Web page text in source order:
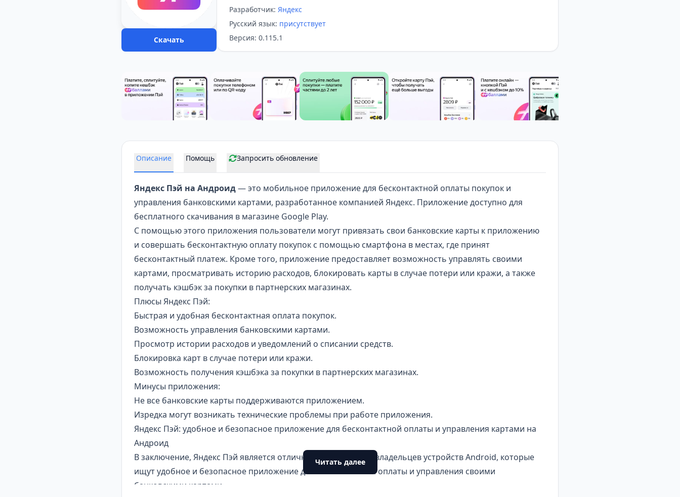
Скачать
Разработчик: Яндекс
Русский язык: присутствует
Версия: 0.115.1
Описание Помощь Запросить обновление
Яндекс Пэй на Андроид— это мобильное приложение для бесконтактной оплаты покупок и
управления банковскими картами, разработанное компанией Яндекс. Приложение доступно для
бесплатного скачивания в магазине Google Play.
С помощью этого приложения пользователи могут привязать свои банковские карты к приложению
и совершать бесконтактную оплату покупок с помощью смартфона в местах, где принят
бесконтактный платеж. Кроме того, приложение предоставляет возможность управлять своими
картами, просматривать историю расходов, блокировать карты в случае потери или кражи, а также
получать кэшбэк за покупки в партнерских магазинах.
Плюсы Яндекс Пэй:
Быстрая и удобная бесконтактная оплата покупок.
Возможность управления банковскими картами.
Просмотр истории расходов и уведомлений о списании средств.
Блокировка карт в случае потери или кражи.
Возможность получения кэшбэка за покупки в партнерских магазинах.
Минусы приложения:
Не все банковские карты поддерживаются приложением.
Изредка могут возникать технические проблемы при работе приложения.
Яндекс Пэй: удобное и безопасное приложение для бесконтактной оплаты и управления картами на
Андроид
В заключение, Яндекс Пэй является отличным выбором для владельцев устройств Android, которые
ищут удобное и безопасное приложение для бесконтактной оплаты и управления своими
банковскими картами.
Читать далее